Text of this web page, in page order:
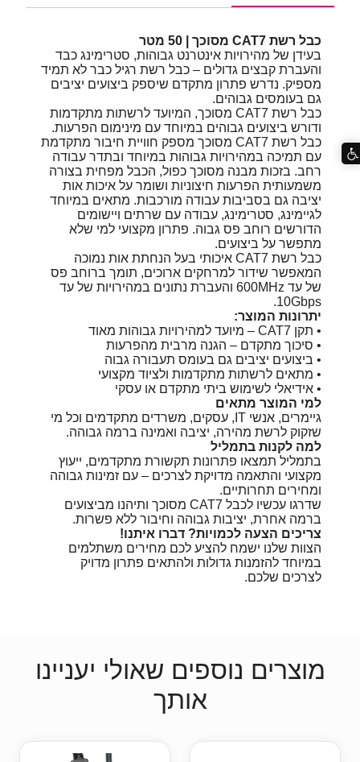
כבל רשת CAT7 מסוכך | 50 מטר
בעידן של מהירויות אינטרנט גבוהות, סטרימינג כבד
והעברת קבצים גדולים – כבל רשת רגיל כבר לא תמיד
מספיק. נדרש פתרון מתקדם שיספק ביצועים יציבים
גם בעומסים גבוהים.
כבל רשת CAT7 מסוכך, המיועד לרשתות מתקדמות
ודורש ביצועים גבוהים במיוחד עם מינימום הפרעות.
כבל רשת CAT7 מסוכך מספק חוויית חיבור מתקדמת
עם תמיכה במהירויות גבוהות במיוחד ובתדר עבודה
רחב. בזכות מבנה מסוכך כפול, הכבל מפחית בצורה
משמעותית הפרעות חיצוניות ושומר על איכות אות
יציבה גם בסביבות עבודה מורכבות. מתאים במיוחד
לגיימינג, סטרימינג, עבודה עם שרתים ויישומים
הדורשים רוחב פס גבוה. פתרון מקצועי למי שלא
מתפשר על ביצועים.
כבל רשת CAT7 איכותי בעל הנחתת אות נמוכה
המאפשר שידור למרחקים ארוכים, תומך ברוחב פס
של עד 600MHz והעברת נתונים במהירויות של עד
10Gbps.
יתרונות המוצר:
• תקן CAT7 – מיועד למהירויות גבוהות מאוד
• סיכוך מתקדם – הגנה מרבית מהפרעות
• ביצועים יציבים גם בעומס תעבורה גבוה
• מתאים לרשתות מתקדמות ולציוד מקצועי
• אידיאלי לשימוש ביתי מתקדם או עסקי
למי המוצר מתאים
גיימרים, אנשי IT, עסקים, משרדים מתקדמים וכל מי
שזקוק לרשת מהירה, יציבה ואמינה ברמה גבוהה.
למה לקנות בתמליל
בתמליל תמצאו פתרונות תקשורת מתקדמים, ייעוץ
מקצועי והתאמה מדויקת לצרכים – עם זמינות גבוהה
ומחירים תחרותיים.
שדרגו עכשיו לכבל CAT7 מסוכך ותיהנו מביצועים
ברמה אחרת, יציבות גבוהה וחיבור ללא פשרות.
צריכים הצעה לכמויות? דברו איתנו!
הצוות שלנו ישמח להציע לכם מחירים משתלמים
במיוחד להזמנות גדולות ולהתאים פתרון מדויק
לצרכים שלכם.
מוצרים נוספים שאולי יעניינו
אותך